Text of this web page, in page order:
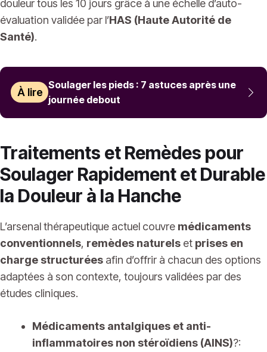
douleur tous les 10 jours grâce à une échelle d’auto-
évaluation validée par l’HAS (Haute Autorité de
Santé).
À lire
Soulager les pieds : 7 astuces après une
journée debout
Traitements et Remèdes pour
Soulager Rapidement et Durable
la Douleur à la Hanche
L’arsenal thérapeutique actuel couvre médicaments
conventionnels, remèdes naturels et prises en
charge structurées afin d’offrir à chacun des options
adaptées à son contexte, toujours validées par des
études cliniques.
Médicaments antalgiques et anti-
inflammatoires non stéroïdiens (AINS)?: